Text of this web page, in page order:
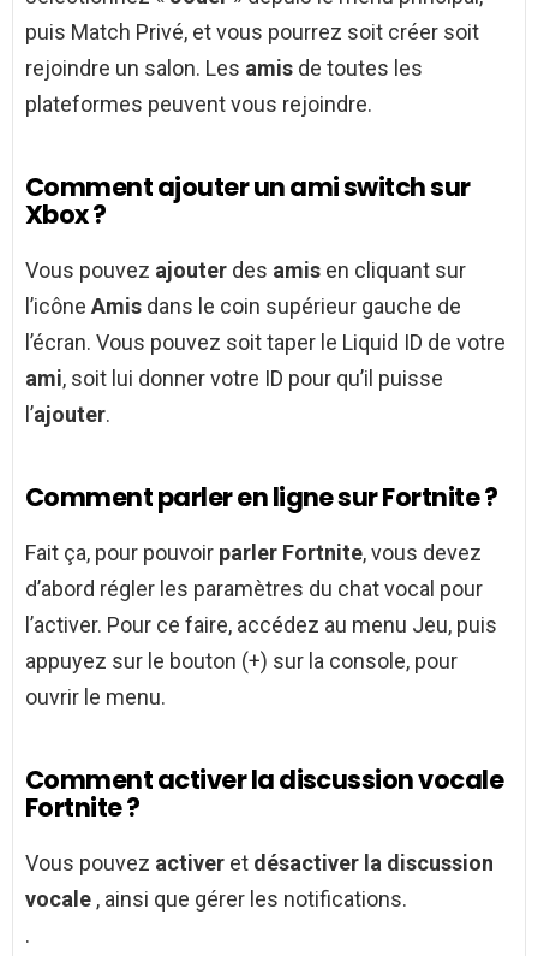
puis Match Privé, et vous pourrez soit créer soit
rejoindre un salon. Les amis de toutes les
plateformes peuvent vous rejoindre.
Comment ajouter un ami switch sur
Xbox ?
Vous pouvez ajouter des amis en cliquant sur
l’icône Amis dans le coin supérieur gauche de
l’écran. Vous pouvez soit taper le Liquid ID de votre
ami, soit lui donner votre ID pour qu’il puisse
l’ajouter.
Comment parler en ligne sur Fortnite ?
Fait ça, pour pouvoir parler Fortnite, vous devez
d’abord régler les paramètres du chat vocal pour
l’activer. Pour ce faire, accédez au menu Jeu, puis
appuyez sur le bouton (+) sur la console, pour
ouvrir le menu.
Comment activer la discussion vocale
Fortnite ?
Vous pouvez activer et désactiver la discussion
vocale , ainsi que gérer les notifications.
.